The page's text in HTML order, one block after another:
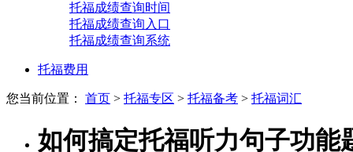
托福成绩查询时间
托福成绩查询入口
托福成绩查询系统
托福费用
您当前位置： 首页 > 托福专区 > 托福备考 > 托福词汇
如何搞定托福听力句子功能